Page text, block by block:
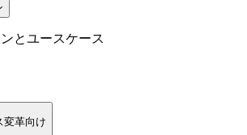
とユースケース
変革向け